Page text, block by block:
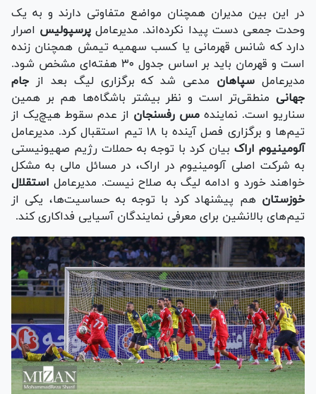
در این بین مدیران همچنان مواضع متفاوتی دارند و به یک
وحدت جمعی دست پیدا نکرده‌اند. مدیرعامل پرسپولیس اصرار
دارد که شانس قهرمانی یا کسب سهمیه تیمش همچنان زنده
است و قهرمان باید بر اساس جدول ۳۰ هفته‌ای مشخص شود.
مدیرعامل سپاهان مدعی شد که برگزاری لیگ بعد از جام
جهانی منطقی‌تر است و نظر بیشتر باشگاه‌ها هم بر همین
سناریو است. نماینده مس رفسنجان از عدم سقوط هیچ‌یک از
تیم‌ها و برگزاری فصل آینده با ۱۸ تیم استقبال کرد. مدیرعامل
آلومینیوم اراک بیان کرد با توجه به حملات رژیم صهیونیستی
به شرکت اصلی آلومینیوم در اراک، در مسائل مالی به مشکل
خواهند خورد و ادامه لیگ به صلاح نیست. مدیرعامل استقلال
خوزستان هم پیشنهاد کرد با توجه به حساسیت‌ها، یکی از
تیم‌های بالانشین برای معرفی نمایندگان آسیایی فداکاری کند.